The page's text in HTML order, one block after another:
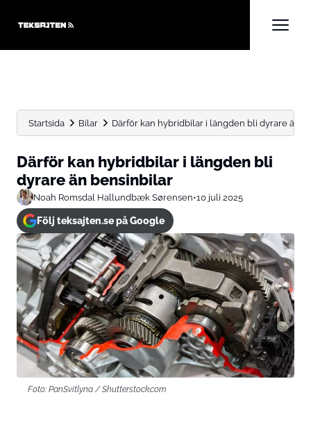
Startsida Bilar Därför kan hybridbilar i längden bli dyrare än
Därför kan hybridbilar i längden bli
dyrare än bensinbilar
Noah Romsdal Hallundbæk Sørensen•10 juli 2025
Följ teksajten.se på Google
Foto: PanSvitlyna / Shutterstock.com